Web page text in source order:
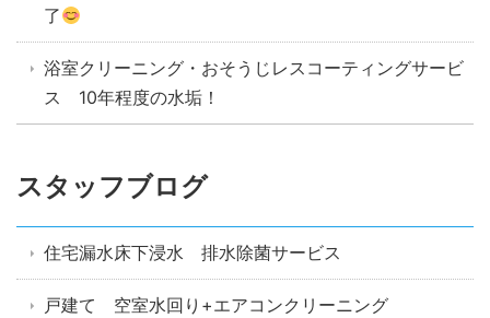
了
浴室クリーニング・おそうじレスコーティングサービ
ス 10年程度の水垢！
スタッフブログ
住宅漏水床下浸水 排水除菌サービス
戸建て 空室水回り+エアコンクリーニング